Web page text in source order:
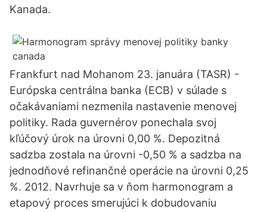
Kanada.
Frankfurt nad Mohanom 23. januára (TASR) -
Európska centrálna banka (ECB) v súlade s
očakávaniami nezmenila nastavenie menovej
politiky. Rada guvernérov ponechala svoj
kľúčový úrok na úrovni 0,00 %. Depozitná
sadzba zostala na úrovni -0,50 % a sadzba na
jednodňové refinančné operácie na úrovni 0,25
%. 2012. Navrhuje sa v ňom harmonogram a
etapový proces smerujúci k dobudovaniu